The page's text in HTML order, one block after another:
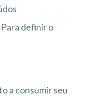
definir o
a consumir seu